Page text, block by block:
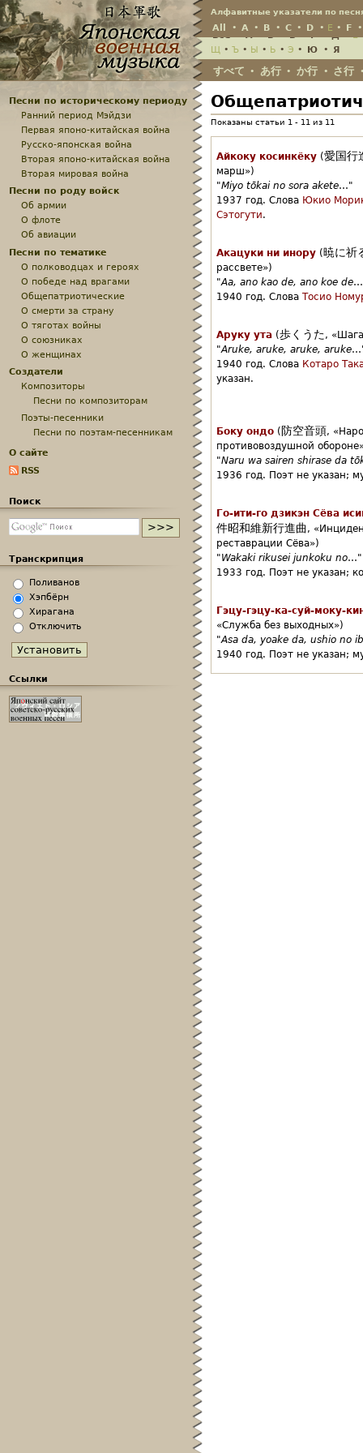
Алфавитные указатели по
All • A • B • C • D • E • F
Всё•А•Б•В•Г•Д•Е
Щ • Ъ • Ы • Ь • Э • Ю • Я
すべて • あ行 • か行 • さ行
Показаны статьи 1 - 11 из 11
Айкоку косинкёку (愛国行
марш»)
"Miyo tōkai no sora akete…"
1937 год. Слова Юкио
Сэтогути.
Акацуки ни инору (暁に祈
рассвете»)
"Aa, ano kao de, ano koe de
1940 год. Слова Тосио
Аруку ута (歩くうた,
"Aruke, aruke, aruke, aruke
1940 год. Слова Котаро
указан.
Боку ондо ( 防空音頭,
противовоздушной
"Naru wa sairen shirase da
1936 год. Поэт не указан;
Го-ити-го дзикэн Сёва
件昭和維新行進曲 ,
реставрации Сёва»)
"Wakaki rikusei junkoku no…"
1933 год. Поэт не указан;
Гэцу-гэцу-ка-суй-моку-
«Служба без выходных»)
"Asa da, yoake da, ushio no
1940 год. Поэт не указан;
Песни по историческому периоду
Ранний период Мэйдзи
Первая японо-китайская война
Русско-японская война
Вторая японо-китайская война
Вторая мировая война
Песни по роду войск
Об армии
О флоте
Об авиации
Песни по тематике
О полководцах и героях
О победе над врагами
Общепатриотические
О смерти за страну
О тяготах войны
О союзниках
О женщинах
Создатели
Композиторы
Песни по композиторам
Поэты-песенники
Песни по поэтам-песенникам
О сайте
RSS
Поиск
Транскрипция
Поливанов
Хэпбёрн
Хирагана
Отключить
Ссылки